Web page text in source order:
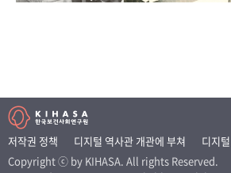
저작권 정책 디지털 역사관 개관에 부쳐
디지
Copyright ⓒ by KIHASA. All rights Reserved.